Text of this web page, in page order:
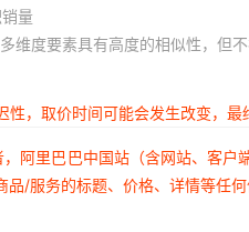
量
度要素具有高度的相似性，但
，取价时间可能会发生改变，最
阿里巴巴中国站（含网站、客
/服务的标题、价格、详情等